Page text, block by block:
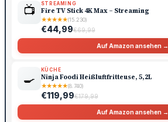
📺 STREAMING
Fire TV Stick 4K Max – Streaming
★★★★★(15.230)
€44,99€69,99
Auf Amazon ansehen →
🍳
KÜCHE
Ninja Foodi Heißluftfritteuse, 5,2L
★★★★★(8.740)
€119,99€179,99
Auf Amazon ansehen →